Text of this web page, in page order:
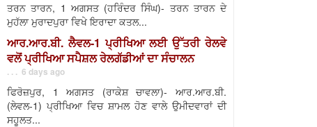
ਤਰਨ ਤਾਰਨ, 1 ਅਗਸਤ (ਹਰਿੰਦਰ ਸਿੰਘ)- ਤਰਨ ਤਾਰਨ ਦੇ
ਮੁਹੱਲਾ ਮੁਰਾਦਪੁਰਾ ਵਿਖੇ ਇਰਾਦਾ ਕਤਲ...
ਆਰ.ਆਰ.ਬੀ. ਲੈਵਲ-1 ਪ੍ਰੀਖਿਆ ਲਈ ਉੱਤਰੀ ਰੇਲਵੇ
ਵਲੋਂ ਪ੍ਰੀਖਿਆ ਸਪੈਸ਼ਲ ਰੇਲਗੱਡੀਆਂ ਦਾ ਸੰਚਾਲਨ
. . . 6 days ago
ਫਿਰੋਜ਼ਪੁਰ, 1 ਅਗਸਤ (ਰਾਕੇਸ਼ ਚਾਵਲਾ)- ਆਰ.ਆਰ.ਬੀ.
(ਲੇਵਲ-1) ਪ੍ਰੀਖਿਆ ਵਿਚ ਸ਼ਾਮਲ ਹੋਣ ਵਾਲੇ ਉਮੀਦਵਾਰਾਂ ਦੀ
ਸਹੂਲਤ...